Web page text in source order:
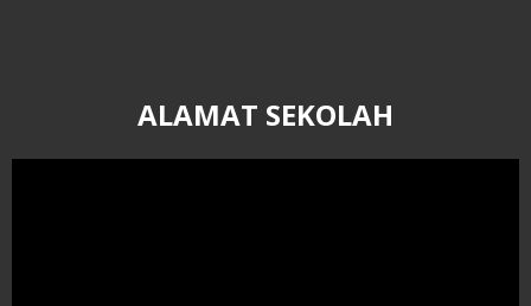
ALAMAT SEKOLAH